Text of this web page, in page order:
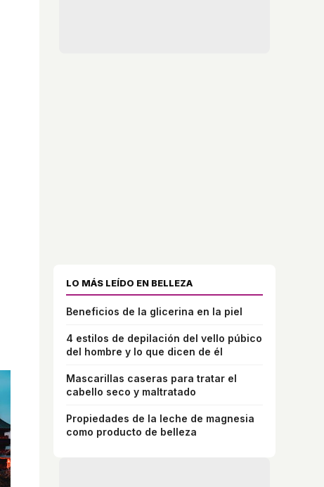
LO MÁS LEÍDO EN BELLEZA
Beneficios de la glicerina en la piel
4 estilos de depilación del vello púbico
del hombre y lo que dicen de él
Mascarillas caseras para tratar el
cabello seco y maltratado
Propiedades de la leche de magnesia
como producto de belleza